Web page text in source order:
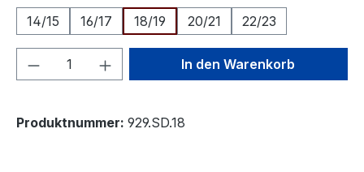
14/15
16/17 18/19 20/21 22/23
Produkt Anzahl: Gib denIn den Warenkorb
Produktnummer: 929.SD.18